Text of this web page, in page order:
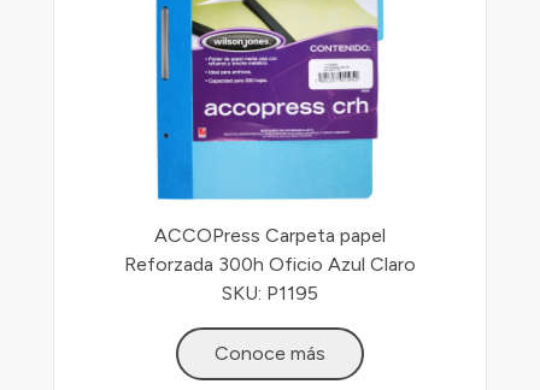
ACCOPress Carpeta papel
Reforzada 300h Oficio Azul Claro
SKU: P1195
Conoce más